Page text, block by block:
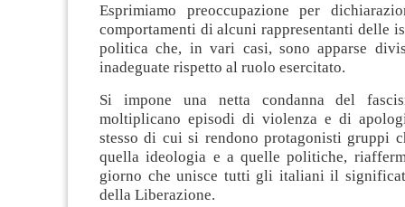
Esprimiamo preoccupazione per
comportamenti di alcuni rappresentanti delle
politica che, in vari casi, sono apparse
inadeguate rispetto al ruolo esercitato.
Si impone una netta condanna del
moltiplicano episodi di violenza e di
stesso di cui si rendono protagonisti gruppi
quella ideologia e a quelle politiche,
giorno che unisce tutti gli italiani il
della Liberazione.